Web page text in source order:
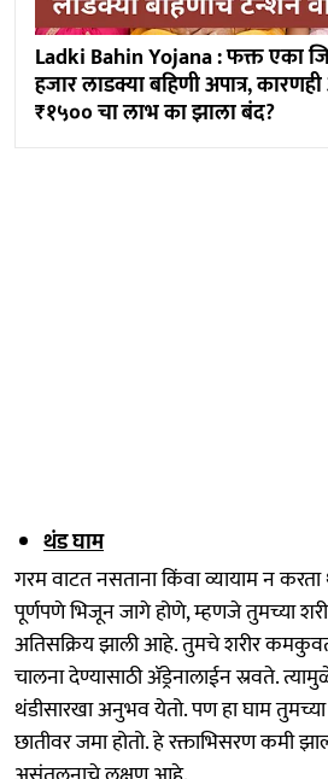
Ladki Bahin Yojana : फक्त एका
हजार लाडक्या बहिणी अपात्र,
₹१५०० चा लाभ का झाला बंद?
थंड घाम
गरम वाटत नसताना किंवा व्यायाम न
पूर्णपणे भिजून जागे होणे, म्हणजे तुमच्या
अतिसक्रिय झाली आहे. तुमचे शरीर
चालना देण्यासाठी ॲड्रेनालाईन स्रवते.
थंडीसारखा अनुभव येतो. पण हा घाम
छातीवर जमा होतो. हे रक्ताभिसरण कमी